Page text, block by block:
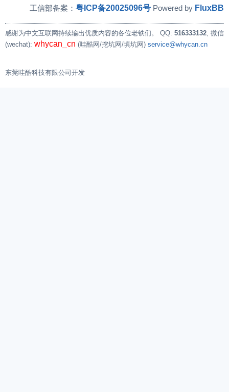
工信部备案： 粤ICP备20025096号 Powered by FluxBB
感谢为中文互联网持续输出优质内容的各位老铁们。 QQ: 516333132, 微信
(wechat): whycan_cn (哇酷网/挖坑网/填坑网) service@whycan.cn
东莞哇酷科技有限公司开发